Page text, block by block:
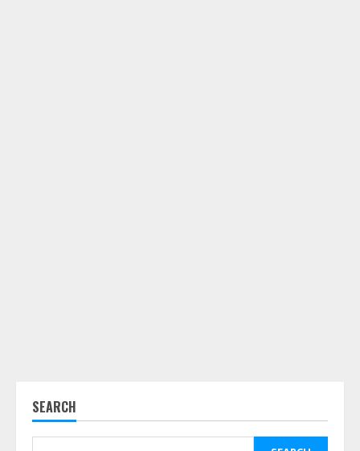
SEARCH